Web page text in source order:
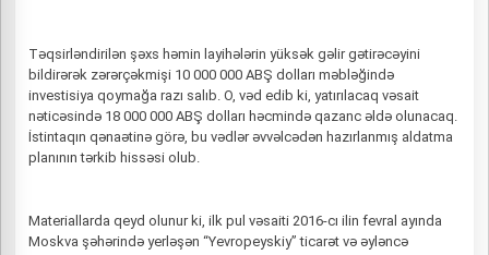
Təqsirləndirilən şəxs həmin layihələrin yüksək gəlir gətirəcəyini
bildirərək zərərçəkmişi 10 000 000 ABŞ dolları məbləğində
investisiya qoymağa razı salıb. O, vəd edib ki, yatırılacaq vəsait
nəticəsində 18 000 000 ABŞ dolları həcmində qazanc əldə olunacaq.
İstintaqın qənaətinə görə, bu vədlər əvvəlcədən hazırlanmış aldatma
planının tərkib hissəsi olub.
Materiallarda qeyd olunur ki, ilk pul vəsaiti 2016-cı ilin fevral ayında
Moskva şəhərində yerləşən “Yevropeyskiy” ticarət və əyləncə